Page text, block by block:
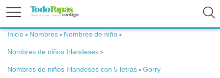
Inicio > Nombres > Nombres de niño >
Nombres de niños Irlandeses >
Nombres de niños Irlandeses con 5 letras > Gorry